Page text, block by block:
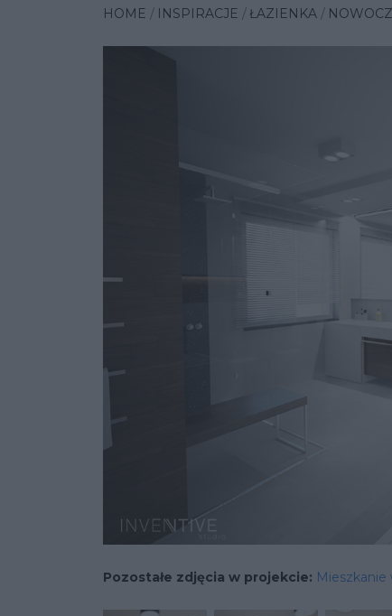
HOME INSPIRACJE ŁAZIENKA
Pozostałe zdjęcia w projekcie: